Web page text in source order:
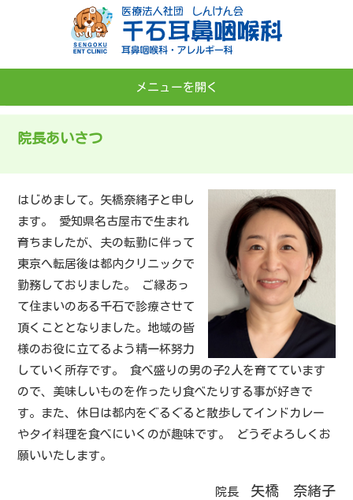
メニューを開く
診療案内及び施設基準
院長あいさつ
はじめまして。矢橋奈緒子と申し
ます。 愛知県名古屋市で生まれ
育ちましたが、夫の転勤に伴って
東京へ転居後は都内クリニックで
勤務しておりました。 ご縁あっ
て住まいのある千石で診療させて
頂くこととなりました。地域の皆
様のお役に立てるよう精一杯努力
していく所存です。 食べ盛りの男の子2人を育てています
ので、美味しいものを作ったり食べたりする事が好きで
す。また、休日は都内をぐるぐると散歩してインドカレー
やタイ料理を食べにいくのが趣味です。 どうぞよろしくお
願いいたします。
院長 矢橋 奈緒子